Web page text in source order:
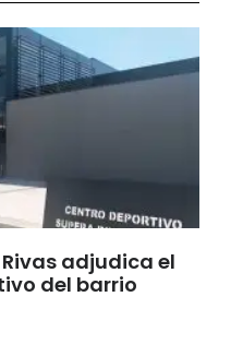
adjudica el
del barrio